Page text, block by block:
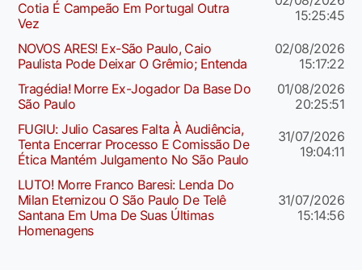
Cotia É Campeão Em Portugal Outra
Vez
15:25:45
NOVOS ARES! Ex-São Paulo, Caio
Paulista Pode Deixar O Grêmio; Entenda
02/08/2026
15:17:22
Tragédia! Morre Ex-Jogador Da Base Do
São Paulo
01/08/2026
20:25:51
FUGIU: Julio Casares Falta À Audiência,
Tenta Encerrar Processo E Comissão De
Ética Mantém Julgamento No São Paulo
31/07/2026
19:04:11
LUTO! Morre Franco Baresi: Lenda Do
Milan Eternizou O São Paulo De Telê
Santana Em Uma De Suas Últimas
Homenagens
31/07/2026
15:14:56